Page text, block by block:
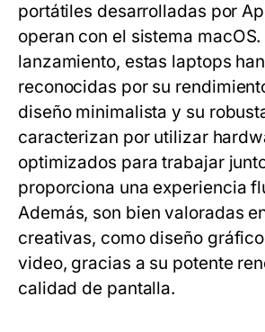
portátiles desarrolladas por
operan con el sistema
lanzamiento, estas laptops
reconocidas por su
diseño minimalista y su
caracterizan por utilizar
optimizados para trabajar
proporciona una experiencia
Además, son bien valoradas
creativas, como diseño
video, gracias a su potente
calidad de pantalla.